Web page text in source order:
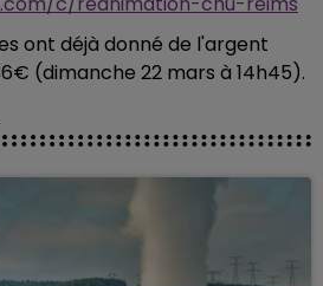
ont déjà donné de l'argent
(dimanche 22 mars à 14h45).